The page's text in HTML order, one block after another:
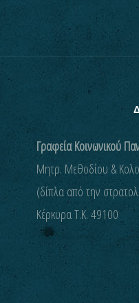
Γραφεία Κοινωνικού
Μητρ. Μεθοδίου &
(δίπλα από την
Kέρκυρα Τ.Κ. 49100